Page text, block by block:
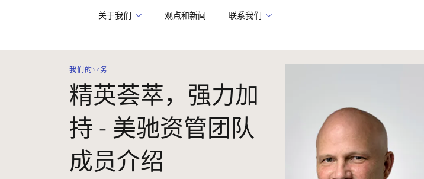
关于我们 观点和新闻 联系我们
我们的业务
精英荟萃，强力加
持 - 美驰资管团队
成员介绍